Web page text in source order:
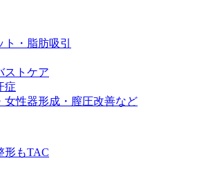
・脂肪吸引
ストケア
症
女性器形成・膣圧改善など
形もTAC